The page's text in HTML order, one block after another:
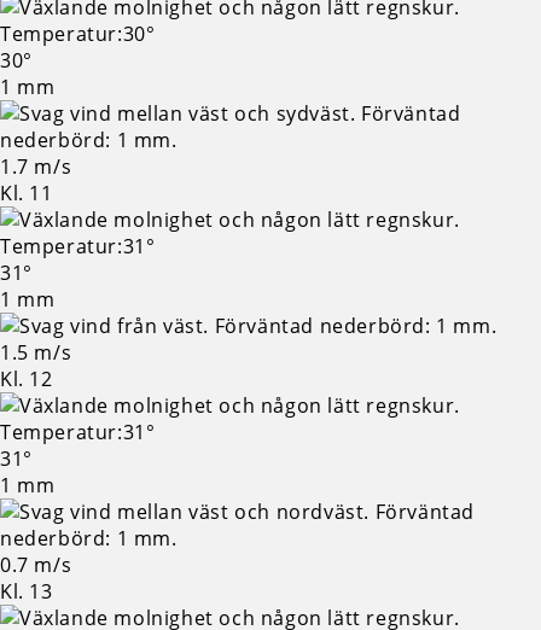
30°
1 mm
1.7 m/s
Kl. 11
31°
1 mm
1.5 m/s
Kl. 12
31°
1 mm
0.7 m/s
Kl. 13